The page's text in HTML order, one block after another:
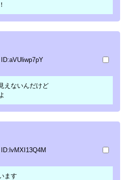
ID:aVUliwp7pY
えないんだけど
ID:lvMXI13Q4M
ます